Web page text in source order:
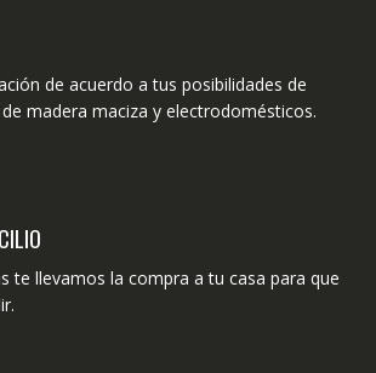
de acuerdo a tus posibilidades de
madera maciza y electrodomésticos.
te llevamos la compra a tu casa para que